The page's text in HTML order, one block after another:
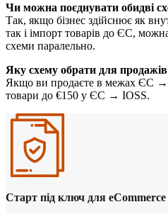
Чи можна поєднувати обидві
Так, якщо бізнес здійснює як
так і імпорт товарів до ЄС,
схеми паралельно.
Яку схему обрати для
Якщо ви продаєте в межах ЄС →
товари до €150 у ЄС → IOSS.
Старт під ключ для eCommerce